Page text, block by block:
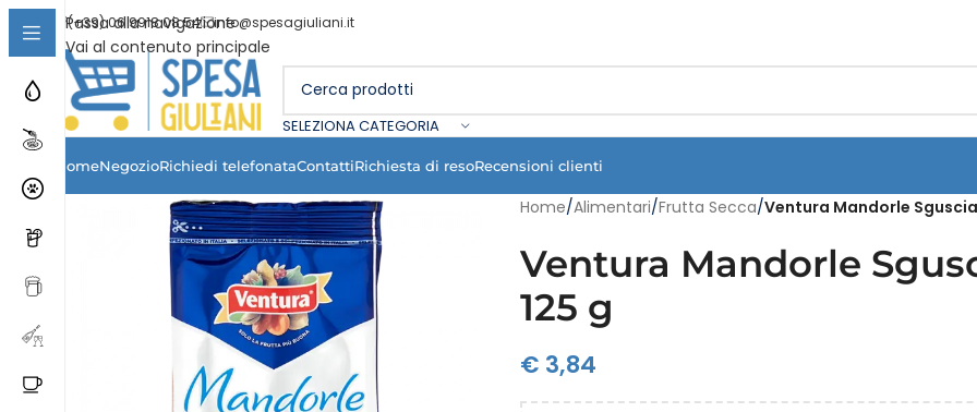
Passa alla navigazione
Vai al contenuto principale
(+39) 06 9918 08 54 info@spesagiuliani.it
SELEZIONA CATEGORIA
HomeNegozioRichiedi telefonataContattiRichiesta di resoRecensioni clienti
Home/Alimentari/Frutta Secca/Ventura Mandorle
Ventura Mandorle
125 g
€ 3,84